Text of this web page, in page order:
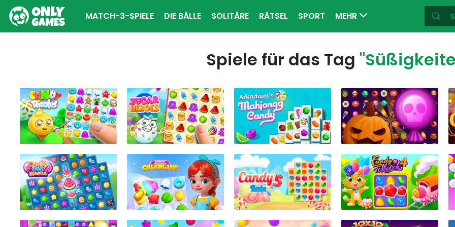
MATCH-3-SPIELE DIE BÄLLE SOLITÄRE RÄTSEL SPORT MEHR
Spiele für das Tag